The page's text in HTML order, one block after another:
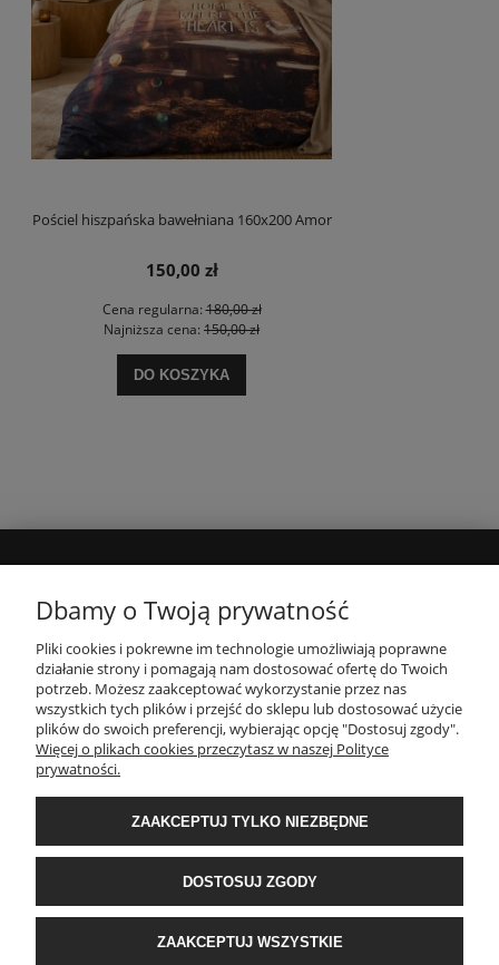
Pościel hiszpańska bawełniana 160x200 Amor
150,00 zł
Cena regularna:180,00 zł
Najniższa cena: 150,00 zł
DO KOSZYKA
INFORMACJE
PŁATNOŚCI I DOSTAWA
O NAS
POPULARNE KATEGORIE
Krakowska 201, 34-124 Klecza Dolna, woj. małopolskie | e-mail:
Dbamy o Twoją prywatność
Pliki cookies i pokrewne im technologie umożliwiają poprawne
działanie strony i pomagają nam dostosować ofertę do Twoich
potrzeb. Możesz zaakceptować wykorzystanie przez nas
wszystkich tych plików i przejść do sklepu lub dostosować użycie
plików do swoich preferencji, wybierając opcję "Dostosuj zgody".
Więcej o plikach cookies przeczytasz w naszej Polityce
prywatności.
ZAAKCEPTUJ TYLKO NIEZBĘDNE
DOSTOSUJ ZGODY
ZAAKCEPTUJ WSZYSTKIE